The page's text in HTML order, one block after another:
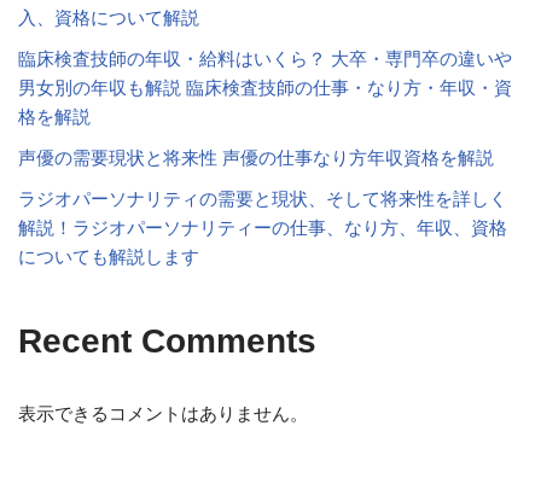
入、資格について解説
臨床検査技師の年収・給料はいくら？ 大卒・専門卒の違いや
男女別の年収も解説 臨床検査技師の仕事・なり方・年収・資
格を解説
声優の需要現状と将来性 声優の仕事なり方年収資格を解説
ラジオパーソナリティの需要と現状、そして将来性を詳しく
解説！ラジオパーソナリティーの仕事、なり方、年収、資格
についても解説します
Recent Comments
表示できるコメントはありません。